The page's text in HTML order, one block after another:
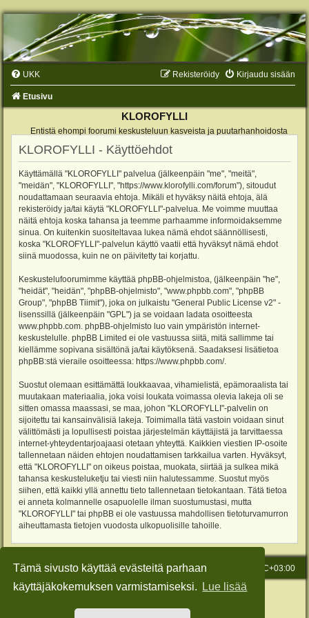
Tämä sivusto käyttää evästeitä parhaan
käyttäjäkokemuksen varmistamiseksi.
Lue lisää
UKK Kirjaudu sisään
Rekisteröidy
Etusivu
KLOROFYLLI
Entistä ehompi foorumi keskusteluun kasveista ja puutarhanhoidosta
KLOROFYLLI - Käyttöehdot
Käyttämällä "KLOROFYLLI" palvelua (jälkeenpäin "me", "meitä",
"meidän", "KLOROFYLLI", "https://www.klorofylli.com/forum"), sitoudut
noudattamaan seuraavia ehtoja. Mikäli et hyväksy näitä ehtoja, älä
rekisteröidy ja/tai käytä "KLOROFYLLI"-palvelua. Me voimme muuttaa
näitä ehtoja koska tahansa ja teemme parhaamme informoidaksemme
sinua. On kuitenkin suositeltavaa lukea nämä ehdot säännöllisesti,
koska "KLOROFYLLI"-palvelun käyttö vaatii että hyväksyt nämä ehdot
siinä muodossa, kuin ne on päivitetty tai korjattu.
Keskustelufoorumimme käyttää phpBB-ohjelmistoa, (jälkeenpäin "he",
"heidät", "heidän", "phpBB-ohjelmisto", "www.phpbb.com", "phpBB
Group", "phpBB Tiimit"), joka on julkaistu "General Public License v2" -
lisenssillä (jälkeenpäin "GPL") ja se voidaan ladata osoitteesta
www.phpbb.com . phpBB-ohjelmisto luo vain ympäristön internet-
keskustelulle. phpBB Limited ei ole vastuussa siitä, mitä sallimme tai
kiellämme sopivana sisältönä ja/tai käytöksenä. Saadaksesi lisätietoa
phpBB:stä vieraile osoitteessa: https://www.phpbb.com/.
Suostut olemaan esittämättä loukkaavaa, vihamielistä, epämoraalista tai
muutakaan materiaalia, joka voisi loukata voimassa olevia lakeja oli se
sitten omassa maassasi, se maa, johon "KLOROFYLLI"-palvelin on
sijoitettu tai kansainvälisiä lakeja. Toimimalla tätä vastoin voidaan sinut
välittömästi ja lopullisesti poistaa järjestelmän käyttäjistä ja tarvittaessa
internet-yhteydentarjoajaasi otetaan yhteyttä. Kaikkien viestien IP-osoite
tallennetaan näiden ehtojen noudattamisen tarkkailua varten. Hyväksyt,
että "KLOROFYLLI" on oikeus poistaa, muokata, siirtää ja sulkea mikä
tahansa keskusteluketju tai viesti niin halutessamme. Suostut myös
siihen, että kaikki yllä annettu tieto tallennetaan tietokantaan. Tätä tietoa
ei anneta kolmannelle osapuolelle ilman suostumustasi, mutta
"KLOROFYLLI" tai phpBB ei ole vastuussa mahdollisen tietoturvamurron
aiheuttamasta tietojen vuodosta ulkopuolisille tahoille.
Etusivu Kaikki ajat ovat UTC+03:00
Viesti Ylläpidolle
Keskustelufoorumin ohjelmistophpBB® Forum Software © phpBB Limited